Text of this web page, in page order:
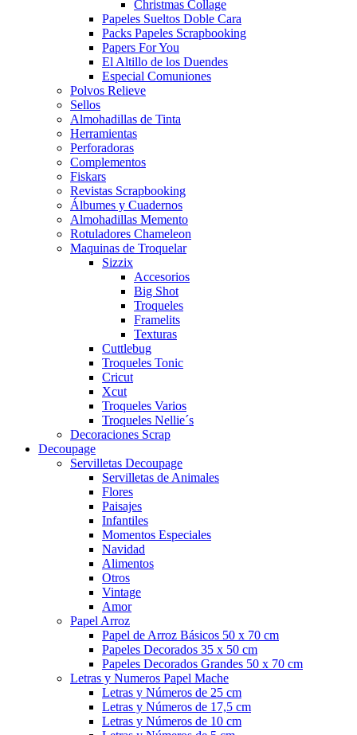
Christmas Collage
Papeles Sueltos Doble Cara
Packs Papeles Scrapbooking
Papers For You
El Altillo de los Duendes
Especial Comuniones
Polvos Relieve
Sellos
Almohadillas de Tinta
Herramientas
Perforadoras
Complementos
Fiskars
Revistas Scrapbooking
Álbumes y Cuadernos
Almohadillas Memento
Rotuladores Chameleon
Maquinas de Troquelar
Sizzix
Accesorios
Big Shot
Troqueles
Framelits
Texturas
Cuttlebug
Troqueles Tonic
Cricut
Xcut
Troqueles Varios
Troqueles Nellie´s
Decoraciones Scrap
Decoupage
Servilletas Decoupage
Servilletas de Animales
Flores
Paisajes
Infantiles
Momentos Especiales
Navidad
Alimentos
Otros
Vintage
Amor
Papel Arroz
Papel de Arroz Básicos 50 x 70 cm
Papeles Decorados 35 x 50 cm
Papeles Decorados Grandes 50 x 70 cm
Letras y Numeros Papel Mache
Letras y Números de 25 cm
Letras y Números de 17,5 cm
Letras y Números de 10 cm